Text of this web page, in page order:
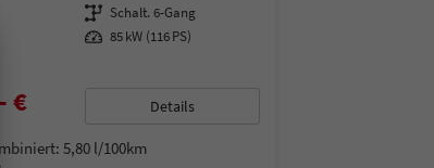
Getriebe Schalt. 6-Gang
Leistung 85 kW (116 PS)
€ Details
5,80 l/100km